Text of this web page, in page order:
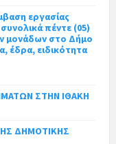
εργασίας
πέντε (05)
μονάδων στο Δήμο
έδρα, ειδικότητα
ΣΤΗΝ ΙΘΑΚΗ
ΔΗΜΟΤΙΚΗΣ